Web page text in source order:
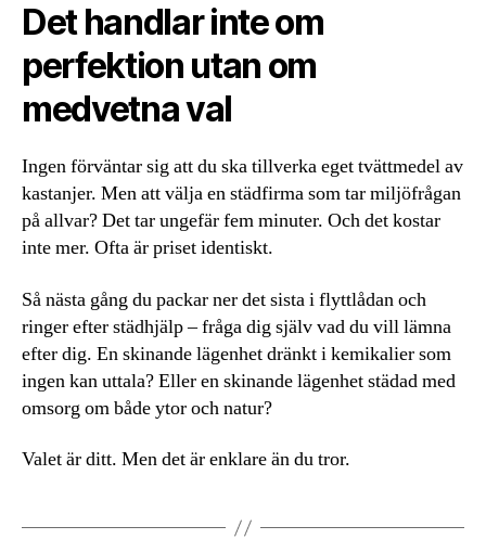
Det handlar inte om
perfektion utan om
medvetna val
Ingen förväntar sig att du ska tillverka eget tvättmedel av
kastanjer. Men att välja en städfirma som tar miljöfrågan
på allvar? Det tar ungefär fem minuter. Och det kostar
inte mer. Ofta är priset identiskt.
Så nästa gång du packar ner det sista i flyttlådan och
ringer efter städhjälp – fråga dig själv vad du vill lämna
efter dig. En skinande lägenhet dränkt i kemikalier som
ingen kan uttala? Eller en skinande lägenhet städad med
omsorg om både ytor och natur?
Valet är ditt. Men det är enklare än du tror.